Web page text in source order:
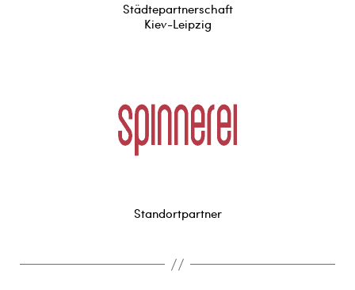
Städtepartnerschaft
Kiev-Leipzig
Standortpartner